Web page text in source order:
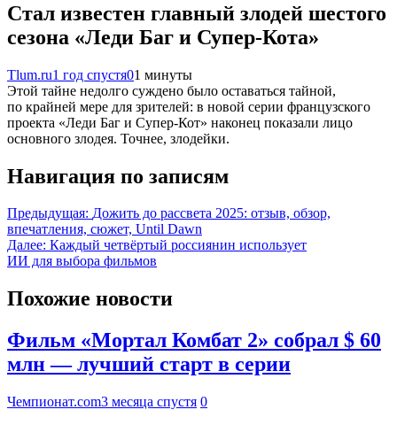
Стал известен главный злодей шестого
сезона «Леди Баг и Супер-Кота»
Tlum.ru1 год спустя01 минуты
Этой тайне недолго суждено было оставаться тайной,
по крайней мере для зрителей: в новой серии французского
проекта «Леди Баг и Супер-Кот» наконец показали лицо
основного злодея. Точнее, злодейки.
Навигация по записям
Предыдущая: Дожить до рассвета 2025: отзыв, обзор,
впечатления, сюжет, Until Dawn
Далее: Каждый четвёртый россиянин использует
ИИ для выбора фильмов
Похожие новости
Фильм «Мортал Комбат 2» собрал $ 60
млн — лучший старт в серии
Чемпионат.com3 месяца спустя 0